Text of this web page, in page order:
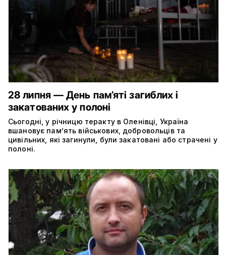
28 липня — День пам’яті загиблих і
закатованих у полоні
Сьогодні, у річницю теракту в Оленівці, Україна
вшановує пам’ять військових, добровольців та
цивільних, які загинули, були закатовані або страчені у
полоні.